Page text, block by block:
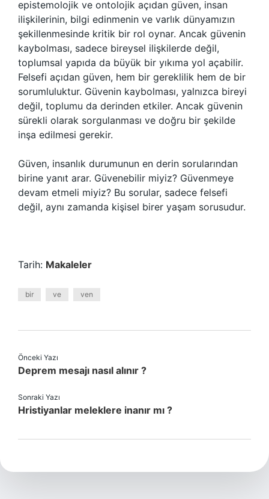
epistemolojik ve ontolojik açıdan güven, insan
ilişkilerinin, bilgi edinmenin ve varlık dünyamızın
şekillenmesinde kritik bir rol oynar. Ancak güvenin
kaybolması, sadece bireysel ilişkilerde değil,
toplumsal yapıda da büyük bir yıkıma yol açabilir.
Felsefi açıdan güven, hem bir gereklilik hem de bir
sorumluluktur. Güvenin kaybolması, yalnızca bireyi
değil, toplumu da derinden etkiler. Ancak güvenin
sürekli olarak sorgulanması ve doğru bir şekilde
inşa edilmesi gerekir.
Güven, insanlık durumunun en derin sorularından
birine yanıt arar. Güvenebilir miyiz? Güvenmeye
devam etmeli miyiz? Bu sorular, sadece felsefi
değil, aynı zamanda kişisel birer yaşam sorusudur.
Tarih: Makaleler
bir ve ven
Önceki Yazı
Deprem mesajı nasıl alınır ?
Sonraki Yazı
Hristiyanlar meleklere inanır mı ?